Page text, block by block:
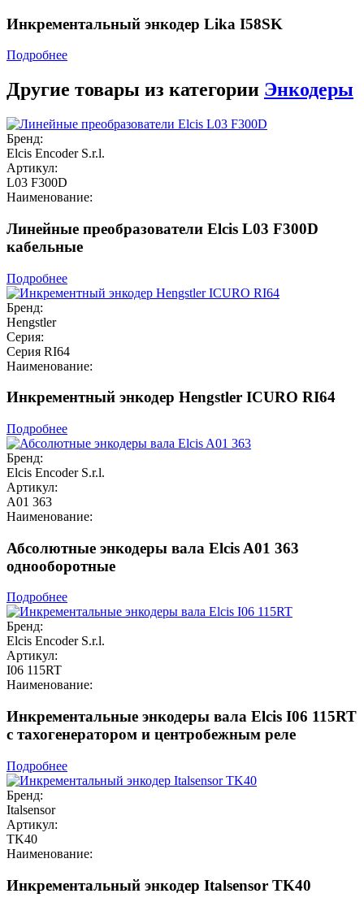
Инкрементальный энкодер Lika I58SK
Подробнее
Другие товары из категории Энкодеры
Бренд:
Elcis Encoder S.r.l.
Артикул:
L03 F300D
Наименование:
Линейные преобразователи Elcis L03 F300D
кабельные
Подробнее
Бренд:
Hengstler
Серия:
Серия RI64
Наименование:
Инкрементный энкодер Hengstler ICURO RI64
Подробнее
Бренд:
Elcis Encoder S.r.l.
Артикул:
A01 363
Наименование:
Абсолютные энкодеры вала Elcis A01 363
однооборотные
Подробнее
Бренд:
Elcis Encoder S.r.l.
Артикул:
I06 115RT
Наименование:
Инкрементальные энкодеры вала Elcis I06 115RT
с тахогенератором и центробежным реле
Подробнее
Бренд:
Italsensor
Артикул:
TK40
Наименование:
Инкрементальный энкодер Italsensor TK40